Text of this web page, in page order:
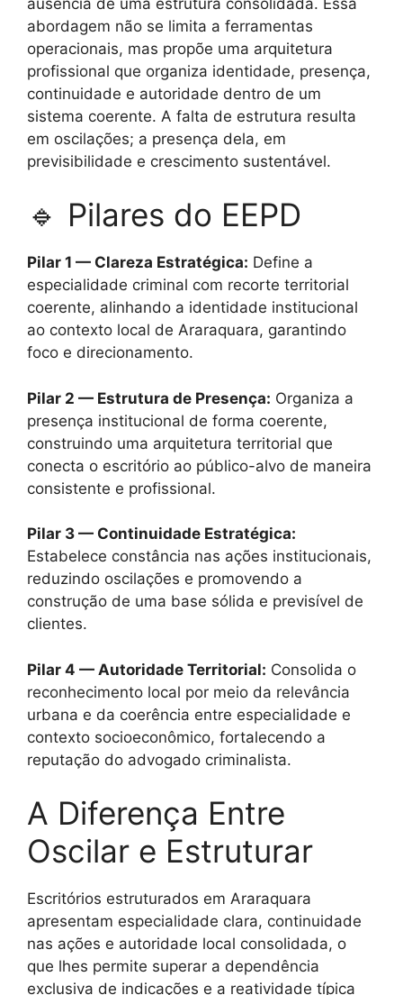
abordagem não se limita a ferramentas
operacionais, mas propõe uma arquitetura
profissional que organiza identidade, presença,
continuidade e autoridade dentro de um
sistema coerente. A falta de estrutura resulta
em oscilações; a presença dela, em
previsibilidade e crescimento sustentável.
🔹 Pilares do EEPD
Pilar 1 — Clareza Estratégica: Define a
especialidade criminal com recorte territorial
coerente, alinhando a identidade institucional
ao contexto local de Araraquara, garantindo
foco e direcionamento.
Pilar 2 — Estrutura de Presença: Organiza a
presença institucional de forma coerente,
construindo uma arquitetura territorial que
conecta o escritório ao público-alvo de maneira
consistente e profissional.
Pilar 3 — Continuidade Estratégica:
Estabelece constância nas ações institucionais,
reduzindo oscilações e promovendo a
construção de uma base sólida e previsível de
clientes.
Pilar 4 — Autoridade Territorial: Consolida o
reconhecimento local por meio da relevância
urbana e da coerência entre especialidade e
contexto socioeconômico, fortalecendo a
reputação do advogado criminalista.
A Diferença Entre
Oscilar e Estruturar
Escritórios estruturados em Araraquara
apresentam especialidade clara, continuidade
nas ações e autoridade local consolidada, o
que lhes permite superar a dependência
exclusiva de indicações e a reatividade típica